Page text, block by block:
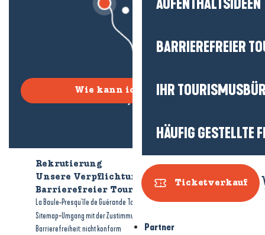
AUFENTHALTSIDEEN
BARRIEREFREIER
IHR
HÄUFIG GESTELLTE
Ticketverkauf
Partner
Wie kann ich kommen?
Rekrutierung
Wer sind wir?
Unsere Verpflichtungen
Barrierefreier Tourismus
La Baule-Presqu'île de Guérande Tourismus-Rechtliche Hinweise-
Sitemap-Umgang mit der Zustimmung
Barrierefreiheit: nicht konform